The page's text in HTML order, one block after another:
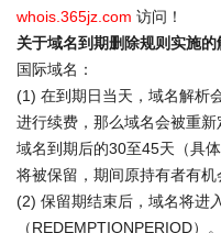
whois.365jz.com 访问！
关于域名到期删除规则实施的
国际域名：
(1) 在到期日当天，域名解析
进行续费，那么域名会被重
域名到期后的30至45天（具
将被保留，期间原持有者有机
(2) 保留期结束后，域名将进
（REDEMPTIONPERIOD）。